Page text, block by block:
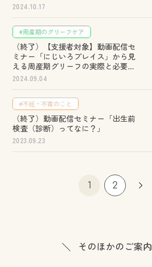
2024.10.17
#周産期のグリーフケア
（終了）【支援者対象】動画配信セ
ミナー「にじいろプレイス」から見
える周産期グリーフの実際と必要な
支援
2024.09.04
#不妊・不育のこと
（終了）動画配信セミナー「出生前
検査（診断）ってなに？」
2023.09.23
1 2
そのほかのご案内